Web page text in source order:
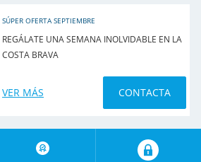
SÚPER OFERTA SEPTIEMBRE
REGÁLATE UNA SEMANA INOLVIDABLE EN LA
COSTA BRAVA
VER MÁS CONTACTA